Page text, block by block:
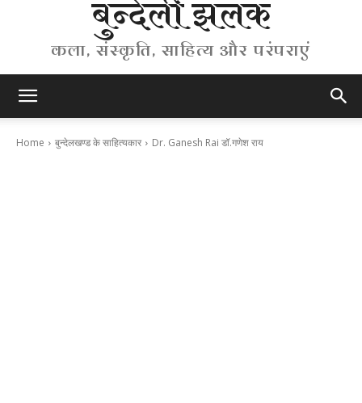
बुन्देली झलक
कला, संस्कृति, साहित्य और परंपराएं
Home बुन्देलखण्ड के साहित्यकार Dr. Ganesh Rai डॉ.गणेश राय